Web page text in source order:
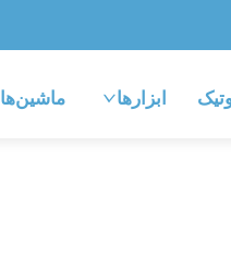
ابزارها ماشین‌ها